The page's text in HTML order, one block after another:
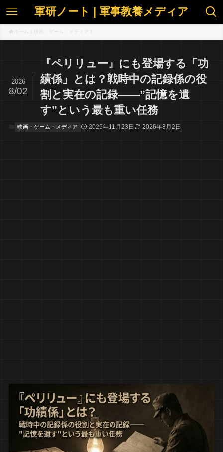
軍研ノート | 軍事教養メディア
『ペリリュー』にも登場する「功
績係」とは？戦時中の記録係の役
割と実在の記録――”記憶を遺
す”という最も重い任務
2026
8/02
映画・ゲーム・メディア 2025年11月23日 2026年8月2日